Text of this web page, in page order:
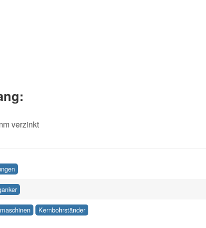
verzinkt
Kernbohrständer